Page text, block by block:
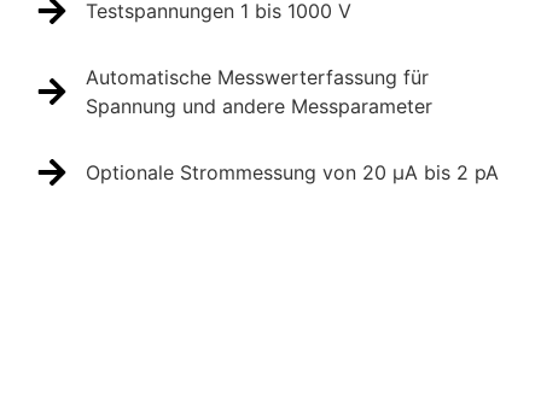
Testspannungen 1 bis 1000 V
Automatische Messwerterfassung für
Spannung und andere Messparameter
Optionale Strommessung von 20 µA bis 2 pA